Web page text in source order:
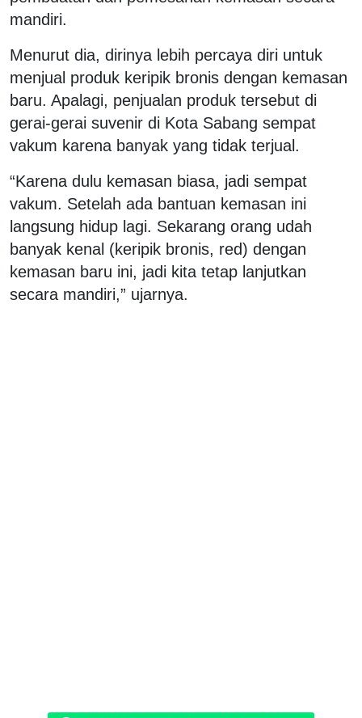
mandiri.
Menurut dia, dirinya lebih percaya diri untuk
menjual produk keripik bronis dengan kemasan
baru. Apalagi, penjualan produk tersebut di
gerai-gerai suvenir di Kota Sabang sempat
vakum karena banyak yang tidak terjual.
“Karena dulu kemasan biasa, jadi sempat
vakum. Setelah ada bantuan kemasan ini
langsung hidup lagi. Sekarang orang udah
banyak kenal (keripik bronis, red) dengan
kemasan baru ini, jadi kita tetap lanjutkan
secara mandiri,” ujarnya.